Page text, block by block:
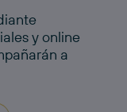
y online
a